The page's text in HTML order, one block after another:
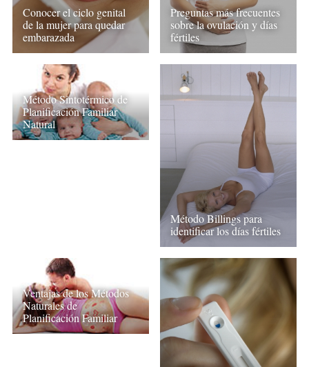
Conocer el ciclo genital
de la mujer para quedar
embarazada
Preguntas más frecuentes
sobre la ovulación y días
fértiles
Método Sintotérmico de
Planificación Familiar
Natural
Método Billings para
identificar los días fértiles
Ventajas de los Métodos
Naturales de
Planificación Familiar